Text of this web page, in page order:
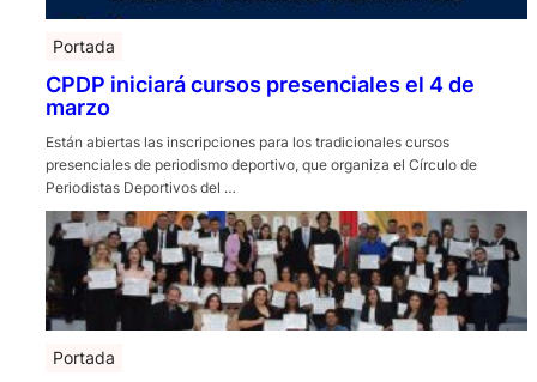
Portada
CPDP iniciará cursos presenciales el 4 de
marzo
Están abiertas las inscripciones para los tradicionales cursos
presenciales de periodismo deportivo, que organiza el Círculo de
Periodistas Deportivos del …
Portada